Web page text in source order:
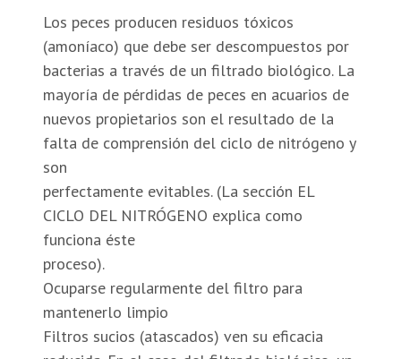
Los peces producen residuos tóxicos
(amoníaco) que debe ser descompuestos por
bacterias a través de un filtrado biológico. La
mayoría de pérdidas de peces en acuarios de
nuevos propietarios son el resultado de la
falta de comprensión del ciclo de nitrógeno y
son
perfectamente evitables. (La sección EL
CICLO DEL NITRÓGENO explica como
funciona éste
proceso).
Ocuparse regularmente del filtro para
mantenerlo limpio
Filtros sucios (atascados) ven su eficacia